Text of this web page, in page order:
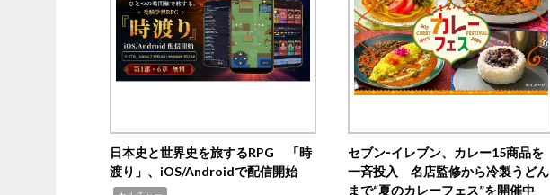
日本史と世界史を旅するRPG 「時
渡り」、iOS/Androidで配信開始
セブン‐イレブン、カレー15商品を
一斉投入 名店監修から冷製うどん
まで“夏のカレーフェス”を開催中